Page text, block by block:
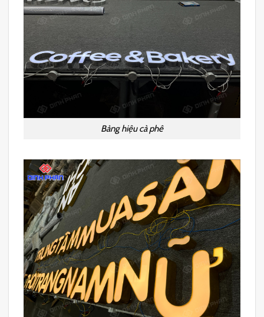
Bảng hiệu cà phê